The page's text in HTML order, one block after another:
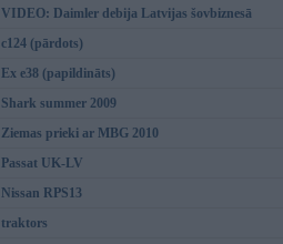
VIDEO: Daimler debija Latvijas šovbiznesā
c124 (pārdots)
Ex e38 (papildināts)
Shark summer 2009
Ziemas prieki ar MBG 2010
Passat UK-LV
Nissan RPS13
traktors